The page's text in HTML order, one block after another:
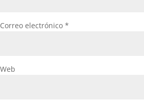
Correo electrónico *
Web